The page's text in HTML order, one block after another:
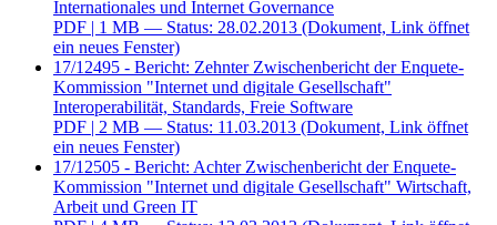
Internationales und Internet Governance
PDF | 1 MB — Status: 28.02.2013 (Dokument, Link öffnet
ein neues Fenster)
17/12495 - Bericht: Zehnter Zwischenbericht der Enquete-
Kommission "Internet und digitale Gesellschaft"
Interoperabilität, Standards, Freie Software
PDF | 2 MB — Status: 11.03.2013 (Dokument, Link öffnet
ein neues Fenster)
17/12505 - Bericht: Achter Zwischenbericht der Enquete-
Kommission "Internet und digitale Gesellschaft" Wirtschaft,
Arbeit und Green IT